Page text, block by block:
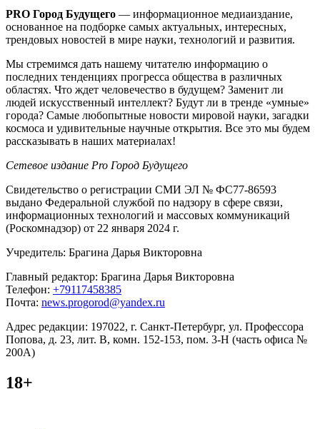
PRO Город Будущего — информационное медиаиздание,
основанное на подборке самых актуальных, интересных,
трендовых новостей в мире науки, технологий и развития.
Мы стремимся дать нашему читателю информацию о
последних тенденциях прогресса общества в различных
областях. Что ждет человечество в будущем? Заменит ли
людей искусственный интеллект? Будут ли в тренде «умные»
города? Самые любопытные новости мировой науки, загадки
космоса и удивительные научные открытия. Все это мы будем
рассказывать в наших материалах!
Сетевое издание Pro Город Будущего
Свидетельство о регистрации СМИ ЭЛ № ФС77-86593
выдано Федеральной службой по надзору в сфере связи,
информационных технологий и массовых коммуникаций
(Роскомнадзор) от 22 января 2024 г.
Учредитель: Брагина Дарья Викторовна
Главный редактор: Брагина Дарья Викторовна
Телефон: +79117458385
Почта: news.progorod@yandex.ru
Адрес редакции: 197022, г. Санкт-Петербург, ул. Профессора
Попова, д. 23, лит. В, комн. 152-153, пом. 3-Н (часть офиса №
200А)
18+